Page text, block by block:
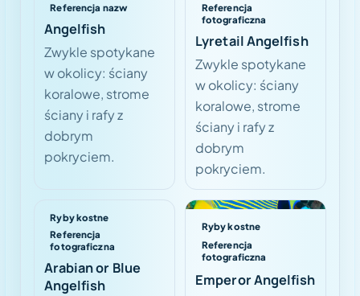
Referencja nazw
Angelfish
Zwykle spotykane
w okolicy: ściany
koralowe, strome
ściany i rafy z
dobrym
pokryciem.
Referencja
fotograficzna
Lyretail Angelfish
Zwykle spotykane
w okolicy: ściany
koralowe, strome
ściany i rafy z
dobrym
pokryciem.
Ryby kostne
Referencja
fotograficzna
Arabian or Blue
Angelfish
Ryby kostne
Referencja
fotograficzna
Emperor Angelfish